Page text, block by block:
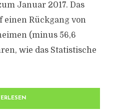
Januar 2017. Das
einen Rückgang von
(minus 56,6
wie das Statistische